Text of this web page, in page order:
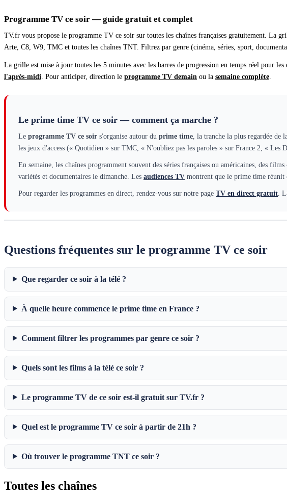
Programme TV ce soir — guide gratuit et complet
TV.fr vous propose le programme TV ce soir sur toutes les chaînes françaises gratuitement. La
Arte, C8, W9, TMC et toutes les chaînes TNT. Filtrez par genre (cinéma, séries, sport,
La grille est mise à jour toutes les 5 minutes avec les barres de progression en temps réel pour les
l'après-midi Pour anticiper, direction le programme TV demain ou la semaine complète
Le prime time TV ce soir — comment ça marche ?
Le programme TV ce soir s'organise autour du prime time , la tranche la plus regardée
les jeux d'access (« Quotidien » sur TMC, « N'oubliez pas les paroles » sur France 2, « Les
En semaine, les chaînes programment souvent des séries françaises ou américaines, des
variétés et documentaires le dimanche. Les audiences TV montrent que le prime time réunit
Pour regarder les programmes en direct, rendez-vous sur notre page TV en direct gratuit .
Questions fréquentes sur le programme TV ce soir
Que regarder ce soir à la télé ?
À quelle heure commence le prime time en France ?
Comment filtrer les programmes par genre ce soir ?
Quels sont les films à la télé ce soir ?
Le programme TV de ce soir est-il gratuit sur TV.fr ?
Quel est le programme TV ce soir à partir de 21h ?
Où trouver le programme TNT ce soir ?
Toutes les chaînes